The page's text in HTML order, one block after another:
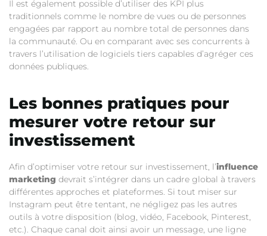
Il est également possible d’utiliser des KPI plus
traditionnels comme le nombre de vues ou de personnes
engagées par rapport au nombre total de personnes dans
la communauté. Ou en comparant avec ses concurrents à
travers l’utilisation de logiciels tiers capables d’agréger ces
données publiques.
Les bonnes pratiques pour
mesurer votre retour sur
investissement
Afin d’optimiser votre retour sur investissement, l’influence
marketing devrait s’intégrer dans un cadre global à travers
différentes approches et plateformes. Si tout miser sur
Instagram peut être tentant, ne négligez pas les autres
outils à votre disposition (blog, vidéo, Facebook, Pinterest,
etc.). Chaque canal doit ainsi avoir un message, une ligne